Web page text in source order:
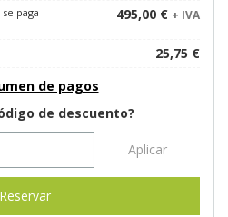
paga
495,00 € + IVA
25,75 €
de pagos
de descuento?
Aplicar
Reservar